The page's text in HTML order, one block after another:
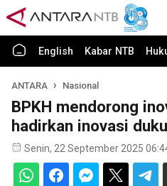
English Kabar NTB
ANTARA Nasional
BPKH mendorong
hadirkan inovasi
Senin, 22 September 2025